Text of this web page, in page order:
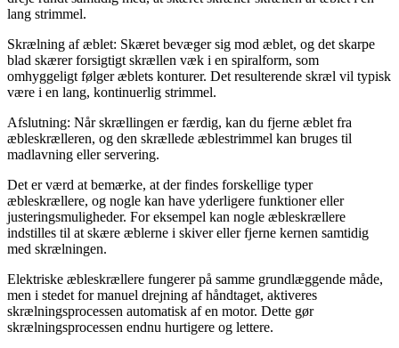
lang strimmel.
Skrælning af æblet: Skæret bevæger sig mod æblet, og det skarpe
blad skærer forsigtigt skrællen væk i en spiralform, som
omhyggeligt følger æblets konturer. Det resulterende skræl vil typisk
være i en lang, kontinuerlig strimmel.
Afslutning: Når skrællingen er færdig, kan du fjerne æblet fra
æbleskrælleren, og den skrællede æblestrimmel kan bruges til
madlavning eller servering.
Det er værd at bemærke, at der findes forskellige typer
æbleskrællere, og nogle kan have yderligere funktioner eller
justeringsmuligheder. For eksempel kan nogle æbleskrællere
indstilles til at skære æblerne i skiver eller fjerne kernen samtidig
med skrælningen.
Elektriske æbleskrællere fungerer på samme grundlæggende måde,
men i stedet for manuel drejning af håndtaget, aktiveres
skrælningsprocessen automatisk af en motor. Dette gør
skrælningsprocessen endnu hurtigere og lettere.